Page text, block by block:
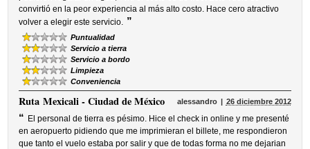
convirtió en la peor experiencia al más alto costo. Hace cero atractivo
volver a elegir este servicio. ”
Puntualidad
Servicio a tierra
Servicio a bordo
Limpieza
Conveniencia
RutaMexicali - Ciudad de México alessandro 26 diciembre 2012
“ El personal de tierra es pésimo. Hice el check in online y me presenté
en aeropuerto pidiendo que me imprimieran el billete, me respondieron
que tanto el vuelo estaba por salir y que de todas forma no me dejarian